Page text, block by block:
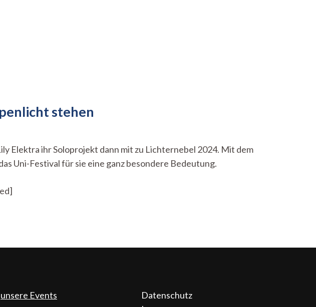
stehen
Elektra ihr Soloprojekt dann mit zu Lichternebel 2024. Mit dem
Uni-Festival für sie eine ganz besondere Bedeutung.
unsere Events
Datenschutz